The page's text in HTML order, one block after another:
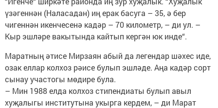
үзәгеннән (Наласадан) иң ерак басуга – 35, ә бер
чигеннән икенчесенә кадәр – 70 километр, – ди ул. –
Кыр эшләре вакытында кайтып кергән юк инде“.
Маратның әтисе Мирзаян абый да легендар шәхес иде,
озак еллар колхоз рәисе булып эшләде. Аңа кадәр сорт
сынау участогы мөдире була.
– Мин 1988 елда колхоз стипендиаты булып авыл
хуҗалыгы институтына укырга кердем, – ди Марат